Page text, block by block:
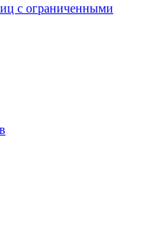
с ограниченными